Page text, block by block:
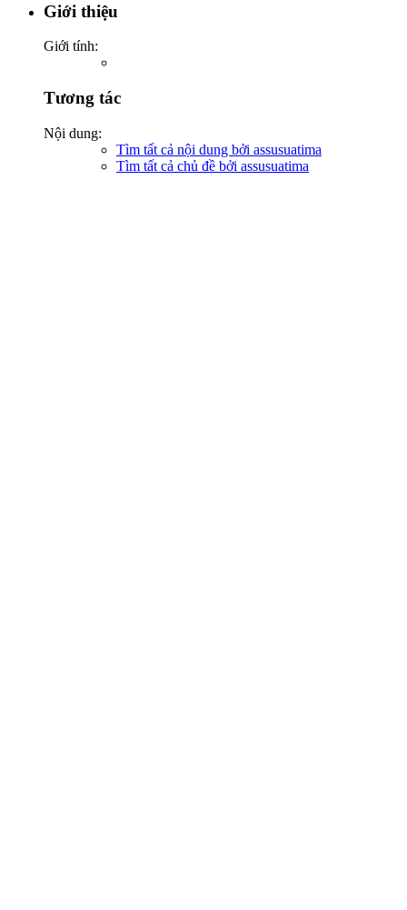
Giới thiệu
Giới tính:
Tương tác
Nội dung:
Tìm tất cả nội dung bởi assusuatima
Tìm tất cả chủ đề bởi assusuatima